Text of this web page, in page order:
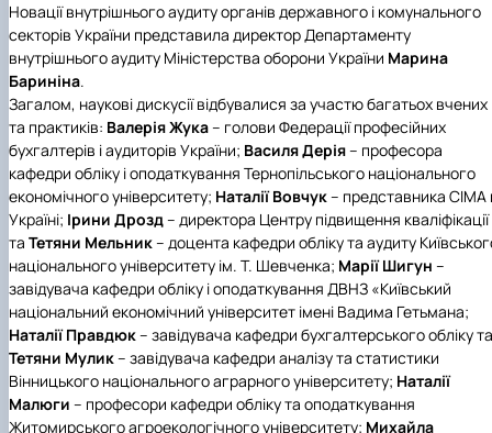
Новації внутрішнього аудиту органів державного і комунального
секторів України представила директор Департаменту
внутрішнього аудиту Міністерства оборони України Марина
Бариніна.
Загалом, наукові дискусії відбувалися за участю багатьох вчених
та практиків: Валерія Жука– голови Федерації професійних
бухгалтерів і аудиторів України; Василя Дерія– професора
кафедри обліку і оподаткування Тернопільського національного
економічного університету; Наталії Вовчук– представника СІМА
Україні; Ірини Дрозд– директора Центру підвищення кваліфікації
та Тетяни Мельник– доцента кафедри обліку та аудиту
національного університету ім. Т. Шевченка; Марії Шигун –
завідувача кафедри обліку і оподаткування ДВНЗ «Київський
національний економічний університет імені Вадима Гетьмана;
Наталії Правдюк– завідувача кафедри бухгалтерського обліку та
Тетяни Мулик– завідувача кафедри аналізу та статистики
Вінницького національного аграрного університету; Наталії
Малюги – професори кафедри обліку та оподаткування
Житомирського агроекологічного університету; Михайла